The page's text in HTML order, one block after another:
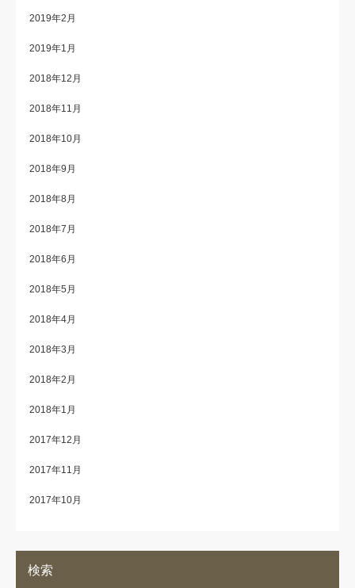
2019年2月
2019年1月
2018年12月
2018年11月
2018年10月
2018年9月
2018年8月
2018年7月
2018年6月
2018年5月
2018年4月
2018年3月
2018年2月
2018年1月
2017年12月
2017年11月
2017年10月
検索